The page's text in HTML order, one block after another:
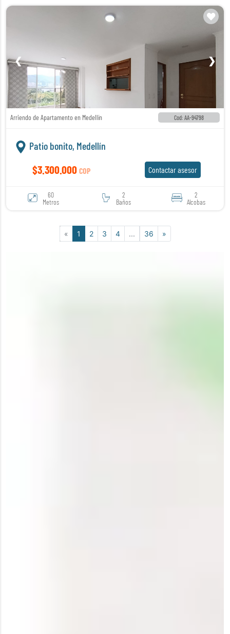
❮ ❯
Arriendo de Apartamento en Medellín Cod: AA-94798
Patio bonito, Medellín
$3.300.000 COP Contactar asesor
60
Metros
2
Baños
2
Alcobas
« 1 2 3 4 ... 36 »